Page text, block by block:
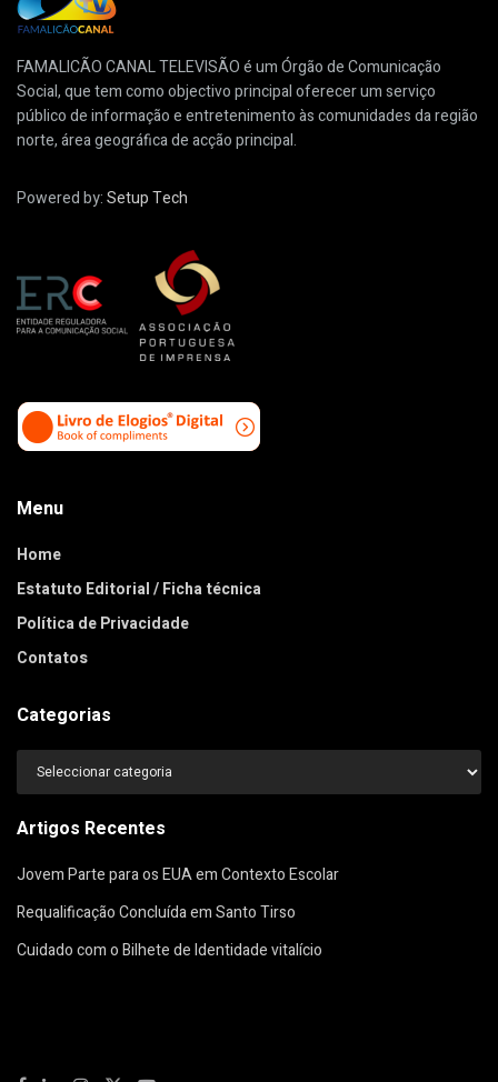
FAMALICÃO CANAL TELEVISÃO é um Órgão de Comunicação
Social, que tem como objectivo principal oferecer um serviço
público de informação e entretenimento às comunidades da região
norte, área geográfica de acção principal.
Powered by:Setup Tech
Menu
Home
Estatuto Editorial / Ficha técnica
Política de Privacidade
Contatos
Categorias
Categorias
Artigos Recentes
Jovem Parte para os EUA em Contexto Escolar
Requalificação Concluída em Santo Tirso
Cuidado com o Bilhete de Identidade vitalício